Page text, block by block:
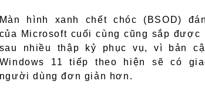
Màn hình xanh chết chóc (BSOD)
của Microsoft cuối cùng cũng sắp được
sau nhiều thập kỷ phục vụ, vì bản
Windows 11 tiếp theo hiện sẽ có
người dùng đơn giản hơn.